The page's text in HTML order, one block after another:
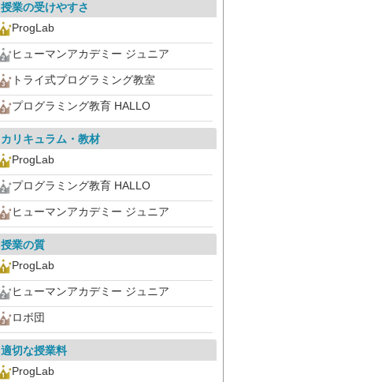
授業の受けやすさ
ProgLab
ヒューマンアカデミー ジュニア
トライ式プログラミング教室
プログラミング教育 HALLO
カリキュラム・教材
ProgLab
プログラミング教育 HALLO
ヒューマンアカデミー ジュニア
授業の質
ProgLab
ヒューマンアカデミー ジュニア
ロボ団
適切な授業料
ProgLab